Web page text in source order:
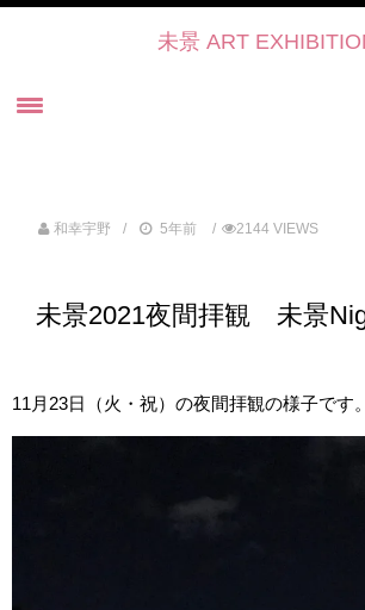
未景 ART
未景2022 御寺・ART・かたらい
過去の展覧会
未景2021・出展作家紹介
協力・後援・ 協賛
未景イベントのご予約について2022
和幸宇野 5年前 2144 VIEWS
未景2021夜間拝観 未景
11月23日（火・祝）の夜間拝観の様子です。